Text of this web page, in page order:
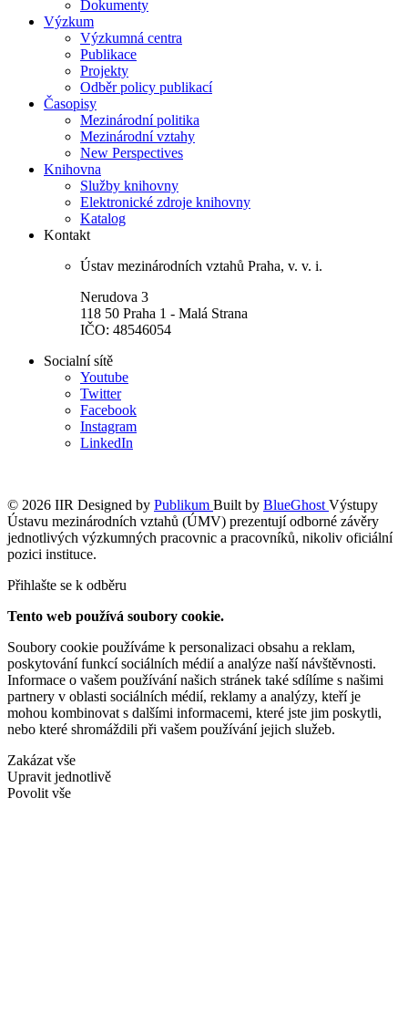
Dokumenty
Výzkum
Výzkumná centra
Publikace
Projekty
Odběr policy publikací
Časopisy
Mezinárodní politika
Mezinárodní vztahy
New Perspectives
Knihovna
Služby knihovny
Elektronické zdroje knihovny
Katalog
Kontakt
Ústav mezinárodních vztahů Praha, v. v. i.
Nerudova 3
118 50 Praha 1 - Malá Strana
IČO: 48546054
Socialní sítě
Youtube
Twitter
Facebook
Instagram
LinkedIn
© 2026 IIR Designed by Publikum Built by BlueGhost Výstupy
Ústavu mezinárodních vztahů (ÚMV) prezentují odborné závěry
jednotlivých výzkumných pracovnic a pracovníků, nikoliv oficiální
pozici instituce.
Přihlašte se k odběru
Tento web používá soubory cookie.
Soubory cookie používáme k personalizaci obsahu a reklam,
poskytování funkcí sociálních médií a analýze naší návštěvnosti.
Informace o vašem používání našich stránek také sdílíme s našimi
partnery v oblasti sociálních médií, reklamy a analýzy, kteří je
mohou kombinovat s dalšími informacemi, které jste jim poskytli,
nebo které shromáždili při vašem používání jejich služeb.
Zakázat vše
Upravit jednotlivě
Povolit vše